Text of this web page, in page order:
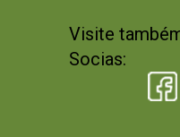
Visite
Socias: